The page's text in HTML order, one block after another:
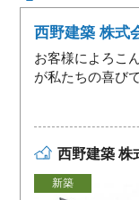
西野建築 株式
お客様によろこ
が私たちの喜びで
西野建築 株
新築